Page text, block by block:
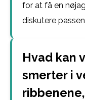
for at få en
diskutere
Hvad kan
smerter i